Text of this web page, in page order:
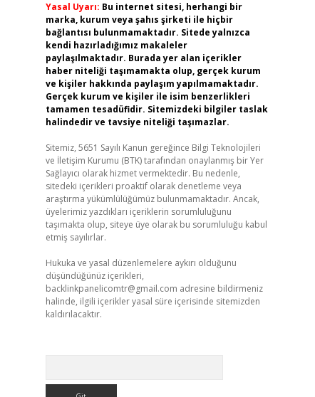
Yasal Uyarı: Bu internet sitesi, herhangi bir
marka, kurum veya şahıs şirketi ile hiçbir
bağlantısı bulunmamaktadır. Sitede yalnızca
kendi hazırladığımız makaleler
paylaşılmaktadır. Burada yer alan içerikler
haber niteliği taşımamakta olup, gerçek kurum
ve kişiler hakkında paylaşım yapılmamaktadır.
Gerçek kurum ve kişiler ile isim benzerlikleri
tamamen tesadüfidir. Sitemizdeki bilgiler taslak
halindedir ve tavsiye niteliği taşımazlar.
Sitemiz, 5651 Sayılı Kanun gereğince Bilgi Teknolojileri
ve İletişim Kurumu (BTK) tarafından onaylanmış bir Yer
Sağlayıcı olarak hizmet vermektedir. Bu nedenle,
sitedeki içerikleri proaktif olarak denetleme veya
araştırma yükümlülüğümüz bulunmamaktadır. Ancak,
üyelerimiz yazdıkları içeriklerin sorumluluğunu
taşımakta olup, siteye üye olarak bu sorumluluğu kabul
etmiş sayılırlar.
Hukuka ve yasal düzenlemelere aykırı olduğunu
düşündüğünüz içerikleri,
backlinkpanelicomtr@gmail.com adresine bildirmeniz
halinde, ilgili içerikler yasal süre içerisinde sitemizden
kaldırılacaktır.